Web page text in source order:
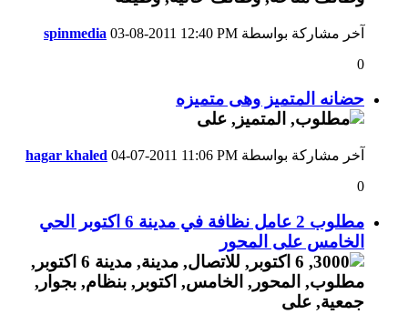
آخر مشاركة بواسطة spinmedia 03-08-2011 12:40 PM
0
حضانه المتميز وهى متميزه
آخر مشاركة بواسطة hagar khaled 04-07-2011 11:06 PM
0
مطلوب 2 عامل نظافة في مدينة 6 اكتوبر الحي
الخامس على المحور